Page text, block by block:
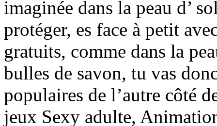
imaginée dans la peau d’
protéger, es face à petit
gratuits, comme dans la
bulles de savon, tu vas
populaires de l’autre côté
jeux Sexy adulte,